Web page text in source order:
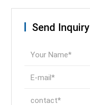
Send Inquiry